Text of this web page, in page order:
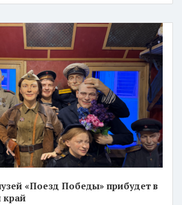
«Поезд Победы» прибудет в
край